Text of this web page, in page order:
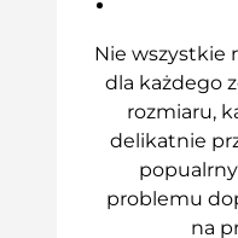
Nie wszystkie
dla każdego
rozmiaru,
delikatnie
problemu
na